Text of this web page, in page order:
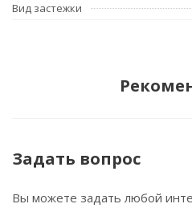
Вид застежки
Задать вопрос
Вы можете задать любой